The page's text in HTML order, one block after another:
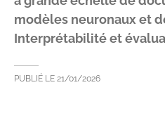
modèles neuronaux et
Interprétabilité et
PUBLIÉ LE 21/01/2026